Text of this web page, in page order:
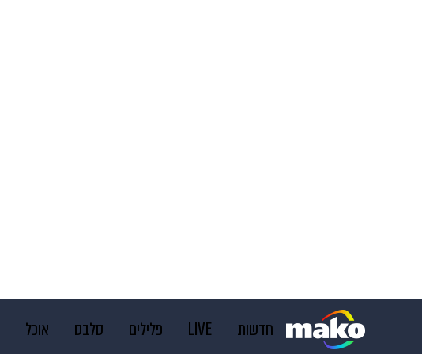
חדשות LIVE פלילים סלבס אוכל